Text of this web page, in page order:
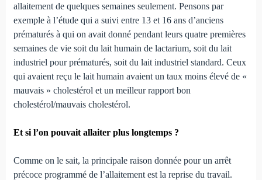
allaitement de quelques semaines seulement. Pensons par
exemple à l’étude qui a suivi entre 13 et 16 ans d’anciens
prématurés à qui on avait donné pendant leurs quatre premières
semaines de vie soit du lait humain de lactarium, soit du lait
industriel pour prématurés, soit du lait industriel standard. Ceux
qui avaient reçu le lait humain avaient un taux moins élevé de «
mauvais » cholestérol et un meilleur rapport bon
cholestérol/mauvais cholestérol.
Et si l’on pouvait allaiter plus longtemps ?
Comme on le sait, la principale raison donnée pour un arrêt
précoce programmé de l’allaitement est la reprise du travail.